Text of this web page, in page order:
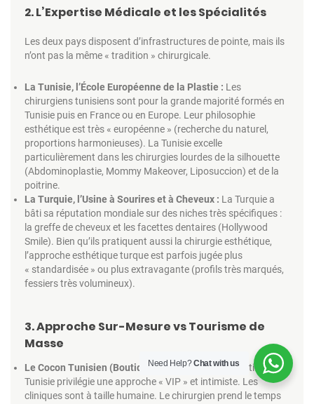
2. L’Expertise Médicale et les Spécialités
Les deux pays disposent d’infrastructures de pointe, mais ils
n’ont pas la même « tradition » chirurgicale.
La Tunisie, l’École Européenne de la Plastie : Les
chirurgiens tunisiens sont pour la grande majorité formés en
Tunisie puis en France ou en Europe. Leur philosophie
esthétique est très « européenne » (recherche du naturel,
proportions harmonieuses). La Tunisie excelle
particulièrement dans les chirurgies lourdes de la silhouette
(Abdominoplastie, Mommy Makeover, Liposuccion) et de la
poitrine.
La Turquie, l’Usine à Sourires et à Cheveux : La Turquie a
bâti sa réputation mondiale sur des niches très spécifiques :
la greffe de cheveux et les facettes dentaires (Hollywood
Smile). Bien qu’ils pratiquent aussi la chirurgie esthétique,
l’approche esthétique turque est parfois jugée plus
« standardisée » ou plus extravagante (profils très marqués,
fessiers très volumineux).
3. Approche Sur-Mesure vs Tourisme de
Masse
Le Cocon Tunisien (Boutique-Clinique) :L’organisation en
Tunisie privilégie une approche « VIP » et intimiste. Les
cliniques sont à taille humaine. Le chirurgien prend le temps
Need Help?Chat with us